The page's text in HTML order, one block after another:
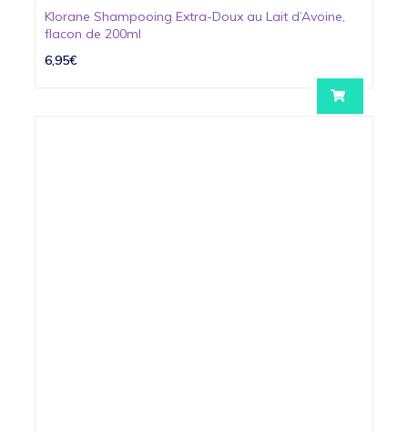
Klorane Shampooing Extra-Doux au Lait d’Avoine,
flacon de 200ml
6,95€